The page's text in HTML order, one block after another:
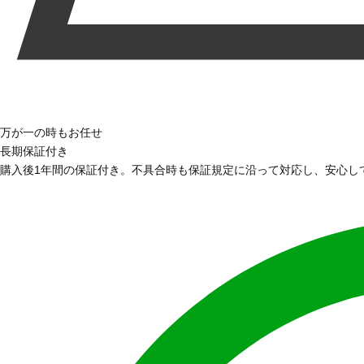
万が一の時もお任せ
長期保証付き
購入後1年間の保証付き。不具合時も保証規定に沿って対応し、安心